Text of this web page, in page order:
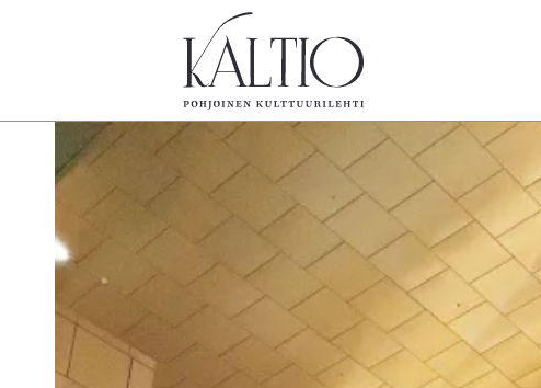
Kategoriat
Verkkoartikkeli
Tanssi
Tanssi
Sámegillii
Pääkirjoitus
Paperilehdestä
Lehdet
2–3/2026
6/2025
5/2025 saame
5/2025
Lehtiarkisto
Info
Tilaus ja
irtonumerot
Yhteistyössä
Toimitus
Mediatiedot
Kaltio ry